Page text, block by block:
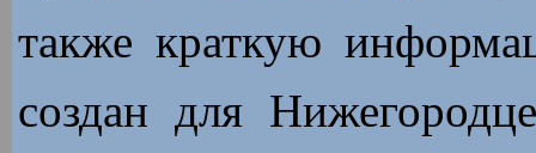
также краткую
создан для